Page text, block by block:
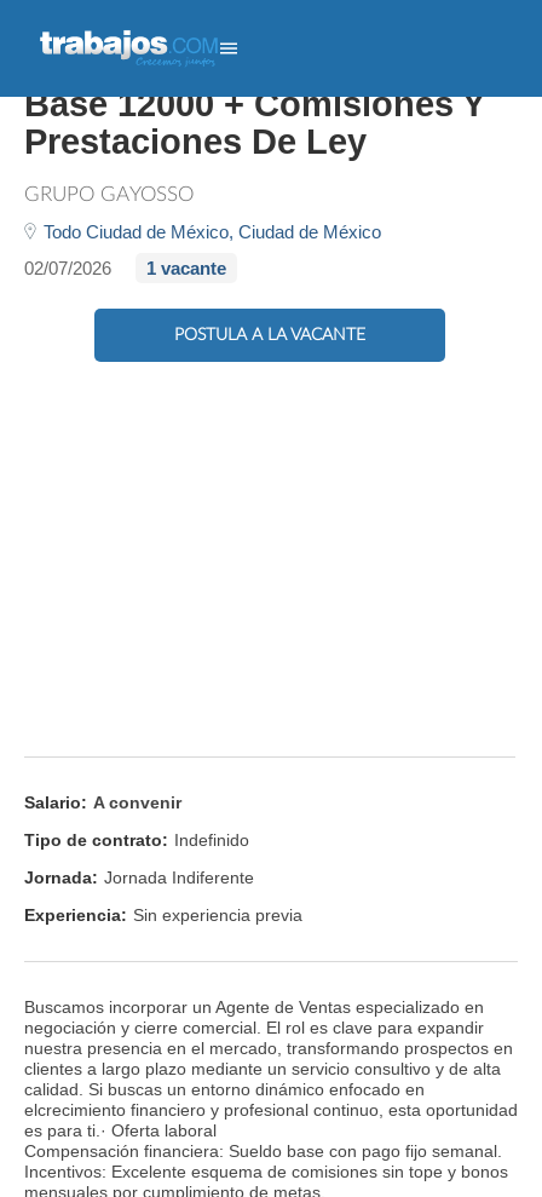
Agente De Ventas - Sueldo
Base 12000 + Comisiones Y
Prestaciones De Ley
GRUPO GAYOSSO
Todo Ciudad de México, Ciudad de México
02/07/2026
1 vacante
POSTULA A LA VACANTE
Salario: A convenir
Tipo de contrato: Indefinido
Jornada: Jornada Indiferente
Experiencia: Sin experiencia previa
Buscamos incorporar un Agente de Ventas especializado en
negociación y cierre comercial. El rol es clave para expandir
nuestra presencia en el mercado, transformando prospectos en
clientes a largo plazo mediante un servicio consultivo y de alta
calidad. Si buscas un entorno dinámico enfocado en
elcrecimiento financiero y profesional continuo, esta oportunidad
es para ti.· Oferta laboral
Compensación financiera: Sueldo base con pago fijo semanal.
Incentivos: Excelente esquema de comisiones sin tope y bonos
mensuales por cumplimiento de metas.